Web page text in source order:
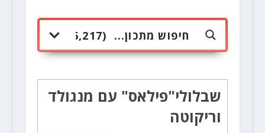
שבלולי"פילאס" עם מנגולד
וריקוטה